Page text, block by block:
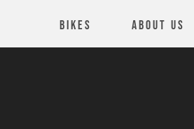
Bikes About us